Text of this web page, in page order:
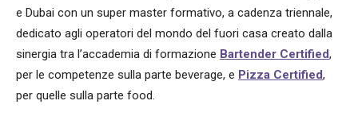
e Dubai con un super master formativo, a cadenza triennale,
dedicato agli operatori del mondo del fuori casa creato dalla
sinergia tra l’accademia di formazione Bartender Certified,
per le competenze sulla parte beverage, e Pizza Certified,
per quelle sulla parte food.